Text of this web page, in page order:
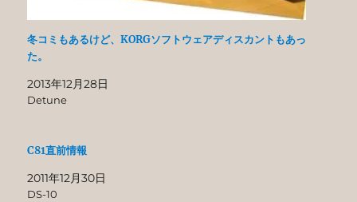
冬コミもあるけど、KORGソフトウェアディスカントもあっ
た。
2013年12月28日
Detune
C81直前情報
2011年12月30日
DS-10